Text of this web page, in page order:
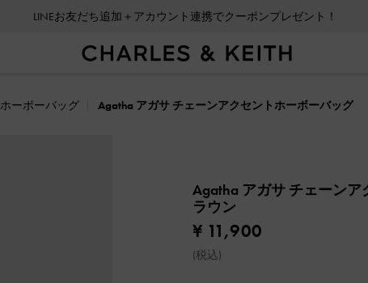
LINEお友だち追加＋アカウント連携でクーポンプレゼント！
ホーボーバッグ Agatha アガサ チェーンアクセントホーボーバッグ
Agatha アガサ チェーン
ラウン
¥ 11,900
(税込)